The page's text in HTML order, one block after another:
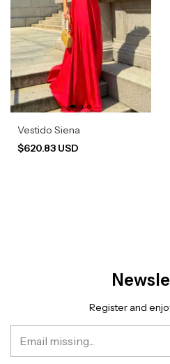
Vestido Siena
$620.83 USD
Register and